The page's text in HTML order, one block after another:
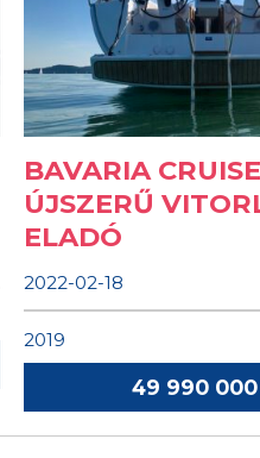
BAVARIA
ÚJSZERŰ
ELADÓ
2022-02-18
2019
49 990